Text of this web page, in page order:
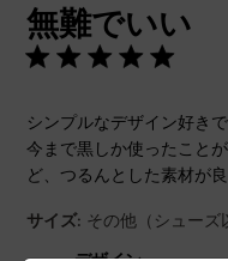
無難でいい
シンプルなデザイン好き
今まで黒しか使ったこと
ど、つるんとした素材が良
サイズ: その他（シューズ